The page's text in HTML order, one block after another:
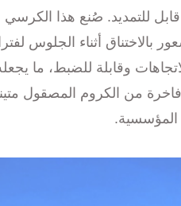
للراحة التامة مع مسند قدم قابل
بالاختناق أثناء
وقابلة للضبط، ما يجعله
من الكروم المصقول
المؤسسية.